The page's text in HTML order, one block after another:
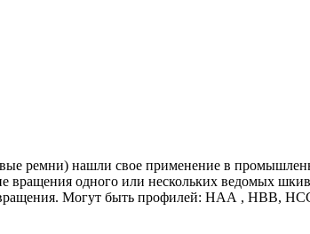
ремни) нашли свое применение в
вращения одного или нескольких ведомых
вращения. Могут быть профилей: НАА , НВВ,